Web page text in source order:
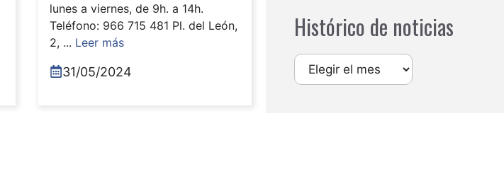
lunes a viernes, de 9h. a 14h.
Teléfono: 966 715 481 Pl. del León,
2, ... Leer más
31/05/2024
Histórico de noticias
Archivos